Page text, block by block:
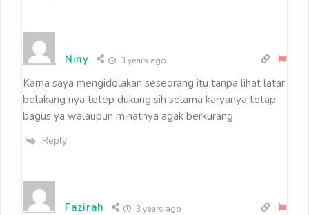
Niny 3 years ago
Karna saya mengidolakan seseorang itu tanpa lihat latar
belakang nya tetep dukung sih selama karyanya tetap
bagus ya walaupun minatnya agak berkurang
Reply
Fazirah 3 years ago